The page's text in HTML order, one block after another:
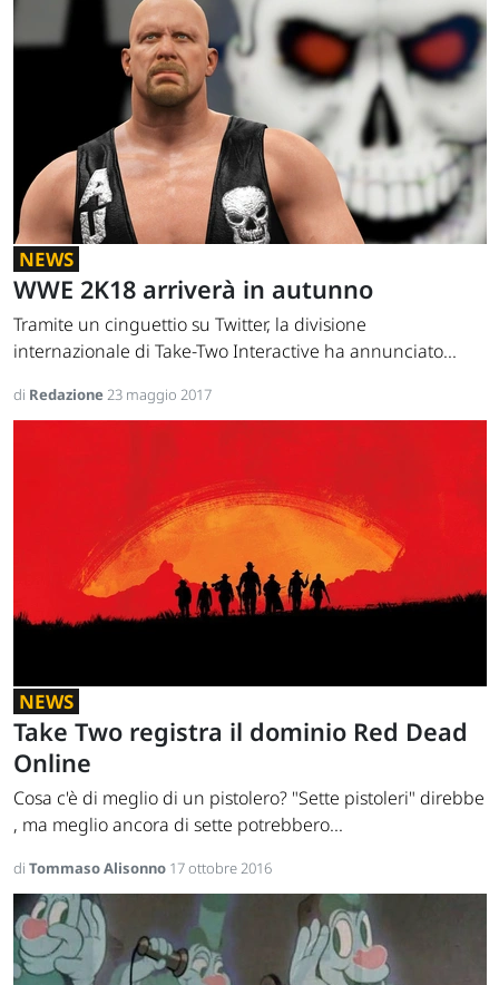
NEWS
WWE 2K18 arriverà in autunno
Tramite un cinguettio su Twitter, la divisione
internazionale di Take-Two Interactive ha annunciato...
di Redazione23 maggio 2017
NEWS
Take Two registra il dominio Red Dead
Online
Cosa c'è di meglio di un pistolero? "Sette pistoleri" direbbe
, ma meglio ancora di sette potrebbero...
di Tommaso Alisonno 17 ottobre 2016